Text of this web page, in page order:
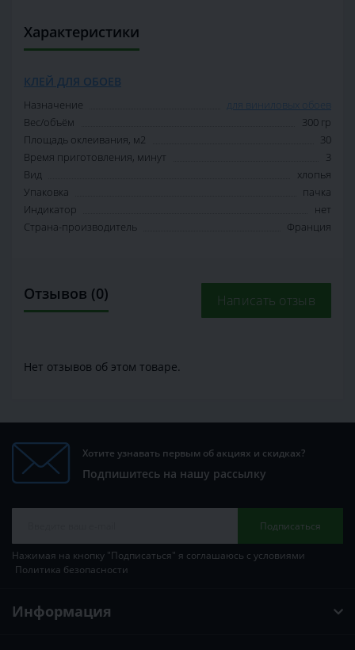
Характеристики
КЛЕЙ ДЛЯ ОБОЕВ
Назначение
для виниловых обоев
Вес/объём
300 гр
Площадь оклеивания, м2
30
Время приготовления, минут
3
Вид
хлопья
Упаковка
пачка
Индикатор
нет
Страна-производитель
Франция
Отзывов (0) Написать отзыв
Нет отзывов об этом товаре.
Хотите узнавать первым об акциях и скидках?
Подпишитесь на нашу рассылку
Подписаться
Нажимая на кнопку "Подписаться" я соглашаюсь с условиями
Политика безопасности
Информация